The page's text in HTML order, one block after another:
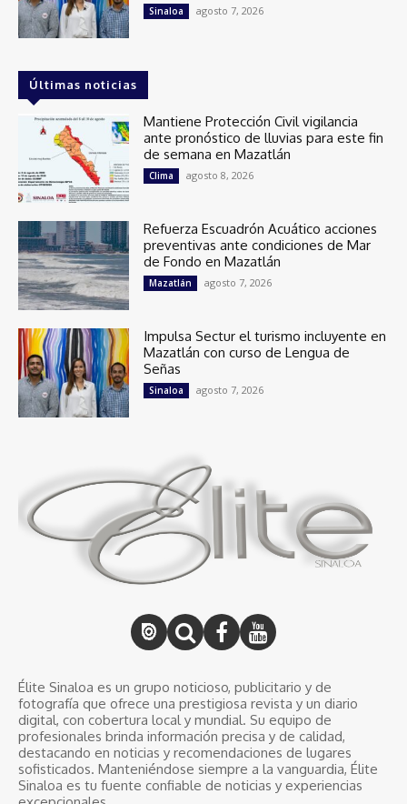
Sinaloa agosto 7, 2026
Últimas noticias
Mantiene Protección Civil vigilancia
ante pronóstico de lluvias para este fin
de semana en Mazatlán
Clima agosto 8, 2026
Refuerza Escuadrón Acuático acciones
preventivas ante condiciones de Mar
de Fondo en Mazatlán
Mazatlán agosto 7, 2026
Impulsa Sectur el turismo incluyente en
Mazatlán con curso de Lengua de
Señas
Sinaloa agosto 7, 2026
Élite Sinaloa es un grupo noticioso, publicitario y de
fotografía que ofrece una prestigiosa revista y un diario
digital, con cobertura local y mundial. Su equipo de
profesionales brinda información precisa y de calidad,
destacando en noticias y recomendaciones de lugares
sofisticados. Manteniéndose siempre a la vanguardia, Élite
Sinaloa es tu fuente confiable de noticias y experiencias